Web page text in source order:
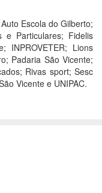
Auto Escola do Gilberto;
e Particulares; Fidelis
INPROVETER; Lions
Padaria São Vicente;
Rivas sport; Sesc
Vicente e UNIPAC.